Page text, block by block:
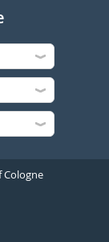
Cologne